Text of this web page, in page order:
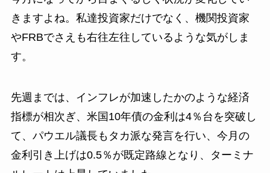
きますよね。私達投資家だけでなく、機関投資家
やFRBでさえも右往左往しているような気がしま
す。
先週までは、インフレが加速したかのような経済
指標が相次ぎ、米国10年債の金利は4％台を突破し
て、パウエル議長もタカ派な発言を行い、今月の
金利引き上げは0.5％が既定路線となり、ターミナ